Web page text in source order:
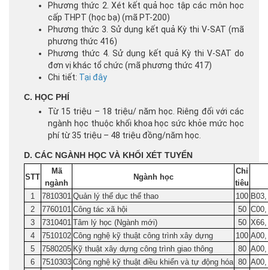
Phương thức 2. Xét kết quả học tập các môn học
cấp THPT (học bạ) (mã PT-200)
Phương thức 3. Sử dụng kết quả Kỳ thi V-SAT (mã
phương thức 416)
Phương thức 4. Sử dụng kết quả Kỳ thi V-SAT do
đơn vị khác tổ chức (mã phương thức 417)
Chi tiết: Tại đây
C. HỌC PHÍ
Từ 15 triệu – 18 triệu/ năm học. Riêng đối với các
ngành học thuộc khối khoa học sức khỏe mức học
phí từ 35 triệu – 48 triệu đồng/năm học.
D. CÁC NGÀNH HỌC VÀ KHỐI XÉT TUYỂN
STT
Mã
ngành
Ngành học
Chỉ
tiêu
1
7810301 Quản lý thể dục thể thao 100
2
7760101 Công tác xã hội 50
3
7310401 Tâm lý học (Ngành mới) 50
4
7510102 Công nghệ kỹ thuật công trình xây dựng 100
5
7580205 Kỹ thuật xây dựng công trình giao thông 80
6
7510303 Công nghệ kỹ thuật điều khiển và tự động hóa 80